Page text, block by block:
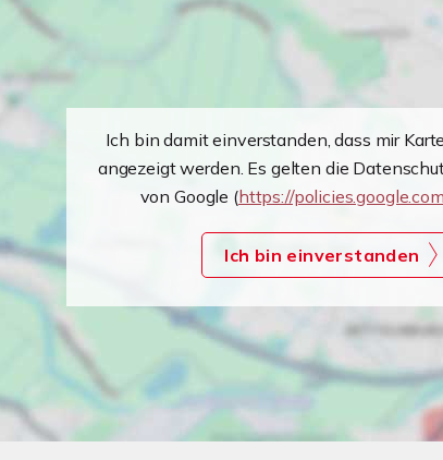
Ich bin damit einverstanden, dass mir
angezeigt werden. Es gelten die
von Google (https://
Ich bin einverstanden